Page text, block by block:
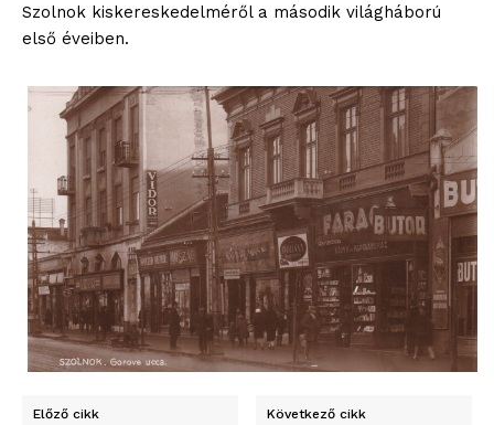
Kapcsolat
Adatkezelési tájékoztató
Hirdetés
Szolnok kiskereskedelméről a második világháború
első éveiben.
Előző cikk Következő cikk